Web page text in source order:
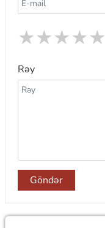
★
★
★
★
★
Rəy
Göndər